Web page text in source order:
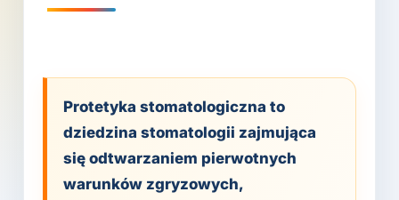
Protetyka stomatologiczna to
dziedzina stomatologii zajmująca
się odtwarzaniem pierwotnych
warunków zgryzowych,